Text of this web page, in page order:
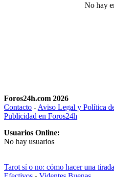
No hay
Foros24h.com 2026
Contacto - Aviso Legal y Política
Publicidad en Foros24h
Usuarios Online:
No hay usuarios
Tarot sí o no: cómo hacer una tirada